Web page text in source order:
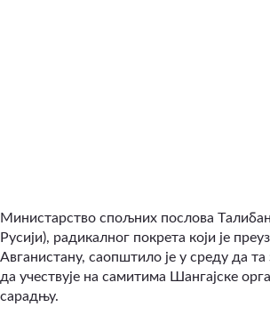
Министарство спољних послова
Русији), радикалног покрета који је
Авганистану, саопштило је у среду да
да учествује на самитима Шангајске
сарадњу.